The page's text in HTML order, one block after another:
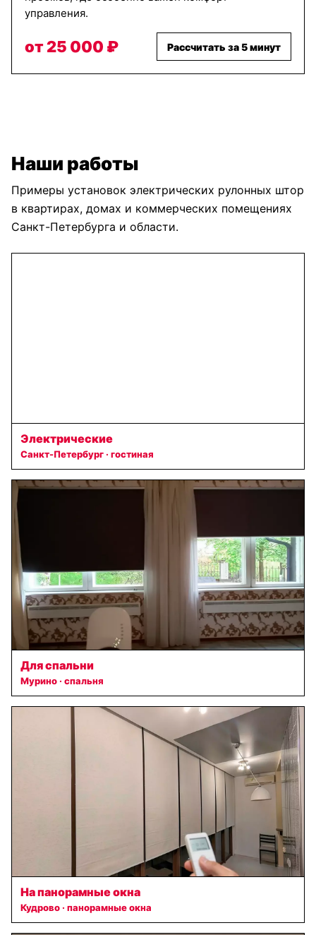
управления.
от 25 000 ₽ Рассчитать за 5 минут
Наши работы
Примеры установок электрических рулонных штор
в квартирах, домах и коммерческих помещениях
Санкт-Петербурга и области.
Электрические
Санкт-Петербург · гостиная
Для спальни
Мурино · спальня
На панорамные окна
Кудрово · панорамные окна